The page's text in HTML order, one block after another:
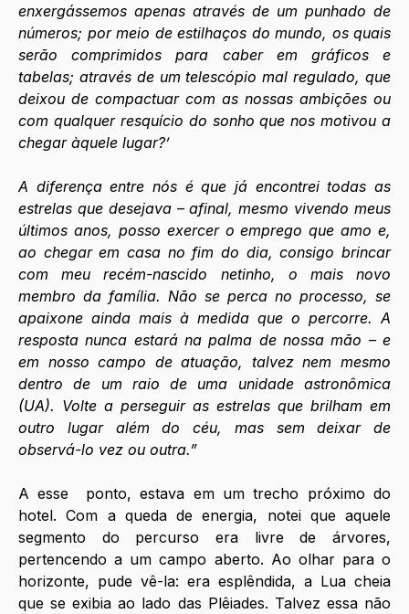
enxergássemos apenas através de um punhado de
números; por meio de estilhaços do mundo, os quais
serão comprimidos para caber em gráficos e
tabelas; através de um telescópio mal regulado, que
deixou de compactuar com as nossas ambições ou
com qualquer resquício do sonho que nos motivou a
chegar àquele lugar?’
A diferença entre nós é que já encontrei todas as
estrelas que desejava – afinal, mesmo vivendo meus
últimos anos, posso exercer o emprego que amo e,
ao chegar em casa no fim do dia, consigo brincar
com meu recém-nascido netinho, o mais novo
membro da família. Não se perca no processo, se
apaixone ainda mais à medida que o percorre. A
resposta nunca estará na palma de nossa mão – e
em nosso campo de atuação, talvez nem mesmo
dentro de um raio de uma unidade astronômica
(UA). Volte a perseguir as estrelas que brilham em
outro lugar além do céu, mas sem deixar de
observá-lo vez ou outra.”
A esse  ponto, estava em um trecho próximo do
hotel. Com a queda de energia, notei que aquele
segmento do percurso era livre de árvores,
pertencendo a um campo aberto. Ao olhar para o
horizonte, pude vê-la: era esplêndida, a Lua cheia
que se exibia ao lado das Plêiades. Talvez essa não